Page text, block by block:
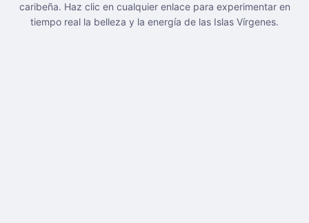
caribeña. Haz clic en cualquier enlace para experimentar en
tiempo real la belleza y la energía de las Islas Vírgenes.